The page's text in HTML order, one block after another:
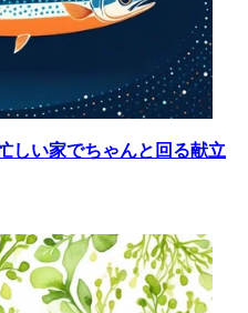
しい家でちゃんと回る献立